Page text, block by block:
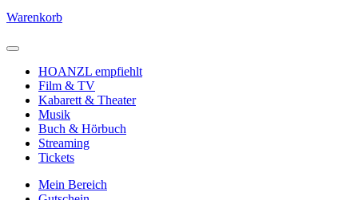
Warenkorb
HOANZL empfiehlt
Film & TV
Kabarett & Theater
Musik
Buch & Hörbuch
Streaming
Tickets
Mein Bereich